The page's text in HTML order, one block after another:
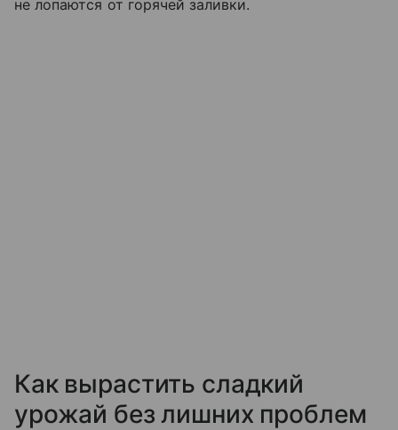
не лопаются от горячей заливки.
Как вырастить сладкий
урожай без лишних проблем